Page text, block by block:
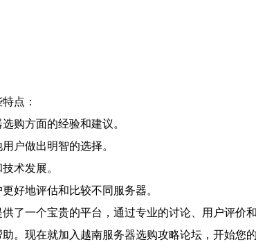
点：
购方面的经验和建议。
户做出明智的选择。
术发展。
好地评估和比较不同服务器。
了一个宝贵的平台，通过专业的讨论、用户评价
。现在就加入越南服务器选购攻略论坛，开始您